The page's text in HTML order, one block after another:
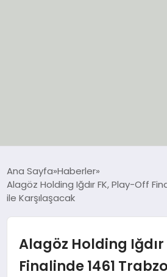
EKONOMİ
SIYASET
Ana Sayfa Haberler
Alagöz Holding Iğdır FK, Play-Off
ile Karşılaşacak
Alagöz Holding
Finalinde 1461